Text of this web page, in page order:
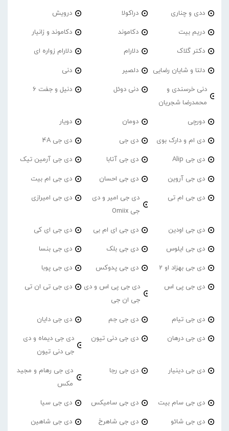
ددی و چناری دراکولا درویش
دریم بیت دکاموند دکاموند و زانیار
دکتر گلاک دلارام دلارام زواره ای
دلتا و شایان رضایی دلصیر دنی
دنی خرسندی و
محمدرضا شجریان
دنی دوئل دنیل و جفت 6
دورچی دومان دویار
دی ام و دارک بوی دی جی دی جی 4A
دی جی Alip دی جی آتابا دی جی آرمین تیک
دی جی آروین دی جی احسان دی جی ام بیت
دی جی ام تی
دی جی امیر و دی
جی Omiix
دی جی امیرازی
دی جی اودین دی جی ای ام بی دی جی ای کی
دی جی ایلوس دی جی بلک دی جی بنسا
دی جی بهزاد او 2 دی جی پدوکس دی جی پوبا
دی جی پی اس
دی جی پی اس و دی
جی ان جی
دی جی تی ان تی
دی جی تیام دی جی جم دی جی دایان
دی جی درهان دی جی دنی تیون
دی جی دیماه و دی
جی دنی تیون
دی جی دینیار دی جی رجا
دی جی رهام و مجید
مکس
دی جی سام بیت دی جی سامیکس دی جی سیا
دی جی شائو دی جی شاهرخ دی جی شاهین